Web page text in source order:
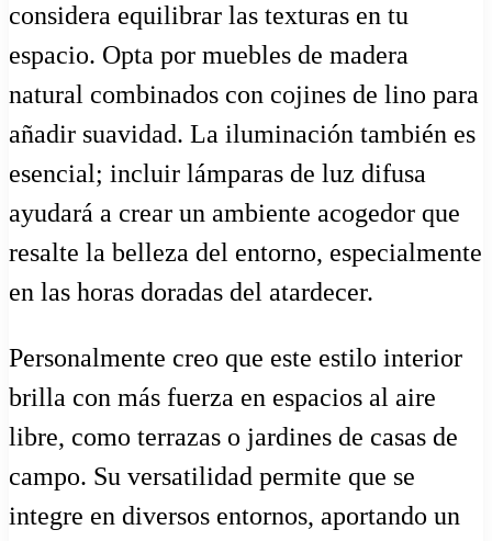
considera equilibrar las texturas en tu
espacio. Opta por muebles de madera
natural combinados con cojines de lino para
añadir suavidad. La iluminación también es
esencial; incluir lámparas de luz difusa
ayudará a crear un ambiente acogedor que
resalte la belleza del entorno, especialmente
en las horas doradas del atardecer.
Personalmente creo que este estilo interior
brilla con más fuerza en espacios al aire
libre, como terrazas o jardines de casas de
campo. Su versatilidad permite que se
integre en diversos entornos, aportando un